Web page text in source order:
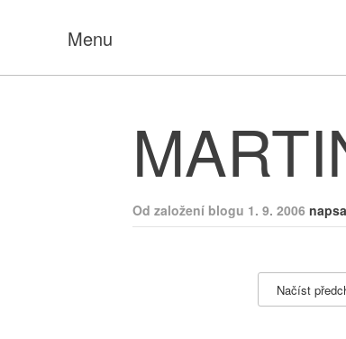
Menu
Od založení blogu 1. 9. 2006
Načíst